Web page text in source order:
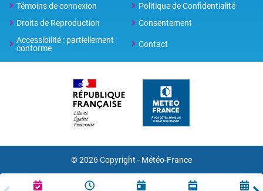
Témoins de connexion
Politique de Confidentialité
Droits de Reproduction
Consentement
Accessibilité : partiellement
conforme
Contact
© 2026 Copyright - Météo-France